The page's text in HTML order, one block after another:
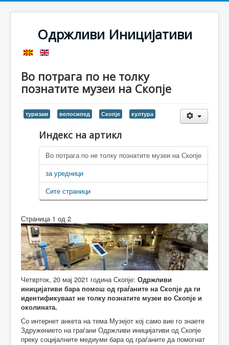
Одржливи Иницијативи
Во потрага по не толку
познатите музеи на Скопје
туризам велосипед Скопје култура
Индекс на артикл
Во потрага по не толку познатите музеи на Скопје
за уредници
Сите страници
Страница 1 од 2
Четврток, 20 мај 2021 година Скопје: Одржливи
иницијативи бара помош од граѓаните на Скопје да ги
идентификуваат не толку познатите музеи во Скопје и
околината.
Со интернет анкета на тема Музејот кој само вие го знаете
Здружението на граѓани Одржливи иницијативи од Скопје
преку социјалните медиуми бара од граѓаните да помогнат